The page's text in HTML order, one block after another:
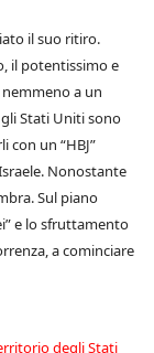
il suo ritiro.
il potentissimo e
a un
Stati Uniti sono
con un “HBJ”
Nonostante
Sul piano
e lo sfruttamento
a cominciare
degli Stati